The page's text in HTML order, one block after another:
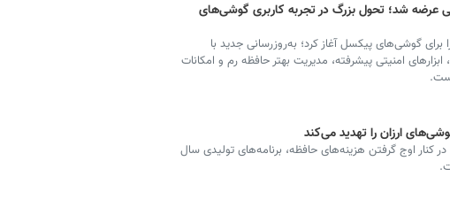
رسمی عرضه شد؛ تحول بزرگ در تجربه کاربری گوشی‌های
انتشار نسخه پایدار اندروید ۱۷ را برای گوشی‌های پیکسل آغاز کرد؛ به‌روزرسانی جدید با
امنیتی پیشرفته، مدیریت بهتر حافظه رم و امکانات
ارزان را تهدید می‌کند
کنار اوج گرفتن هزینه‌های حافظه، برنامه‌های تولیدی سال